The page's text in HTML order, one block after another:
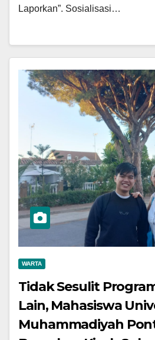
Laporkan”. Sosialisasi…
WARTA
Tidak Sesulit
Lain, Mahasiswa
Muhammadiyah